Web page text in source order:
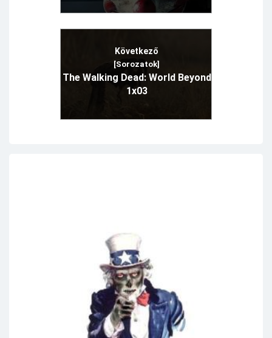
Következő
[Sorozatok]
The Walking Dead: World Beyond
1x03